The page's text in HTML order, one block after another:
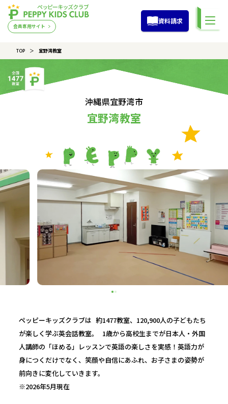
会員専用サイト
資料請求
TOP 宜野湾教室
沖縄県宜野湾市
宜野湾教室
ペッピーキッズクラブは 約1477教室、120,900人の子どもたち
が楽しく学ぶ英会話教室。 1歳から高校生までが日本人・外国
人講師の「ほめる」レッスンで英語の楽しさを実感！英語力が
身につくだけでなく、笑顔や自信にあふれ、お子さまの姿勢が
前向きに変化していきます。
※2026年5月現在